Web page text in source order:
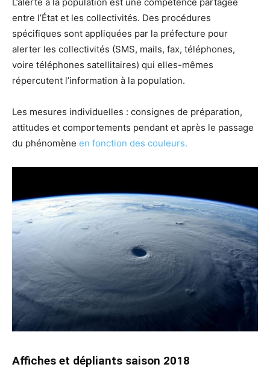
entre l’État et les collectivités. Des procédures
spécifiques sont appliquées par la préfecture pour
alerter les collectivités (SMS, mails, fax, téléphones,
voire téléphones satellitaires) qui elles-mêmes
répercutent l’information à la population.
Les mesures individuelles : consignes de préparation,
attitudes et comportements pendant et après le passage
du phénomène en fonction des couleurs.
Affiches et dépliants saison 2018